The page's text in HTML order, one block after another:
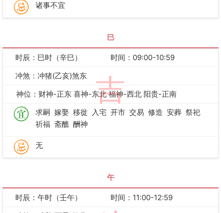
诸事不宜
巳
吉
时辰：巳时（辛巳）
时间：09:00-10:59
冲煞：冲猪(乙亥)煞东
神位：财神-正东 喜神-东北 福神-西北 阳贵-正南
求嗣 嫁娶 移徙 入宅 开市 交易 修造 安葬 祭祀
祈福 斋醮 酬神
无
午
时辰：午时（壬午）
时间：11:00-12:59